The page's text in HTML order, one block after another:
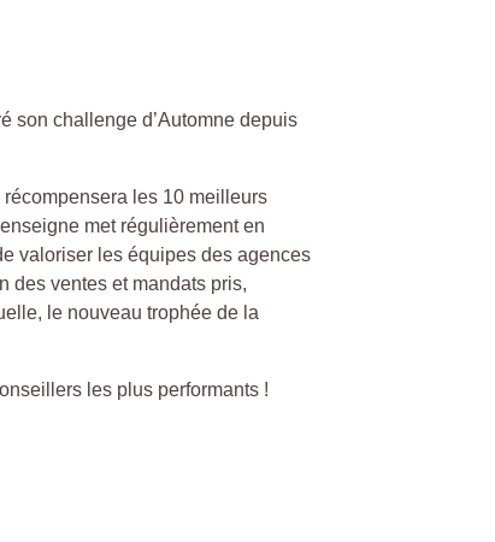
son challenge d’Automne depuis
les 10 meilleurs
met régulièrement en
valoriser les équipes des agences
des ventes et mandats pris,
le nouveau trophée de la
les plus performants !